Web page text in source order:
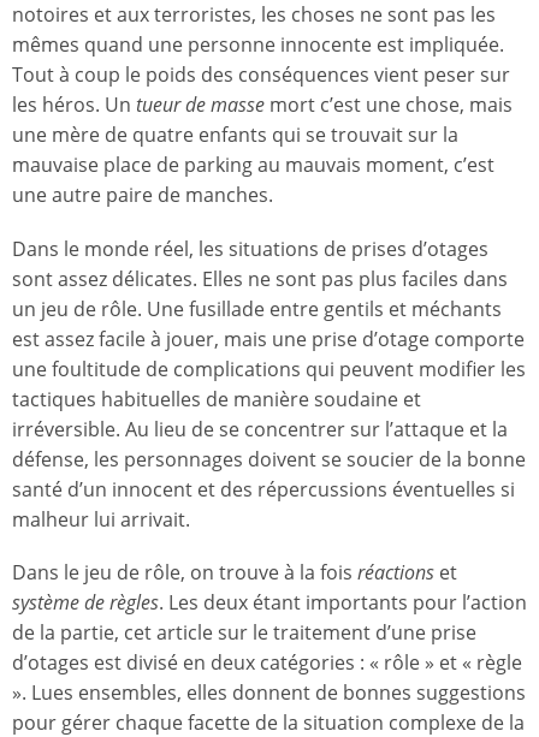
notoires et aux terroristes, les choses ne sont pas les
mêmes quand une personne innocente est impliquée.
Tout à coup le poids des conséquences vient peser sur
les héros. Un tueur de masse mort c’est une chose, mais
une mère de quatre enfants qui se trouvait sur la
mauvaise place de parking au mauvais moment, c’est
une autre paire de manches.
Dans le monde réel, les situations de prises d’otages
sont assez délicates. Elles ne sont pas plus faciles dans
un jeu de rôle. Une fusillade entre gentils et méchants
est assez facile à jouer, mais une prise d’otage comporte
une foultitude de complications qui peuvent modifier les
tactiques habituelles de manière soudaine et
irréversible. Au lieu de se concentrer sur l’attaque et la
défense, les personnages doivent se soucier de la bonne
santé d’un innocent et des répercussions éventuelles si
malheur lui arrivait.
Dans le jeu de rôle, on trouve à la fois réactions et
système de règles. Les deux étant importants pour l’action
de la partie, cet article sur le traitement d’une prise
d’otages est divisé en deux catégories : « rôle » et « règle
». Lues ensembles, elles donnent de bonnes suggestions
pour gérer chaque facette de la situation complexe de la